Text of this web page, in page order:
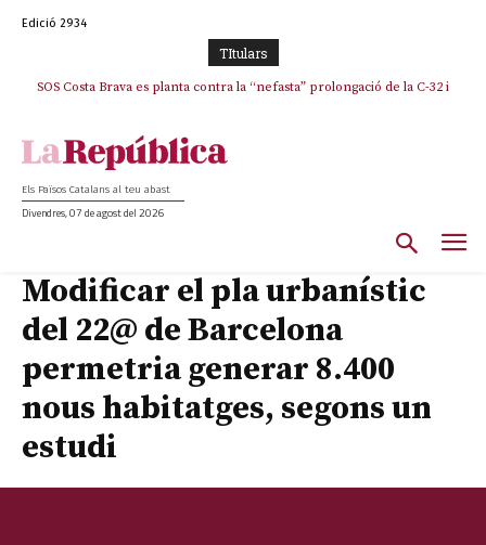
Edició 2934
TItulars
SOS Costa Brava es planta contra la “nefasta” prolongació de la C-32 i
La memòria viva de Josep Sunyol uneix l’esport i la cultura en un emotiu
Els Països Catalans al teu abast
Divendres, 07 de agost del 2026
Modificar el pla urbanístic
del 22@ de Barcelona
permetria generar 8.400
nous habitatges, segons un
estudi